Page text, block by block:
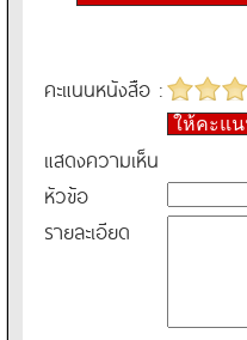
คะแนนหนังสือ :
ให้คะแ
แสดงความเห็น
หัวข้อ
รายละเอียด